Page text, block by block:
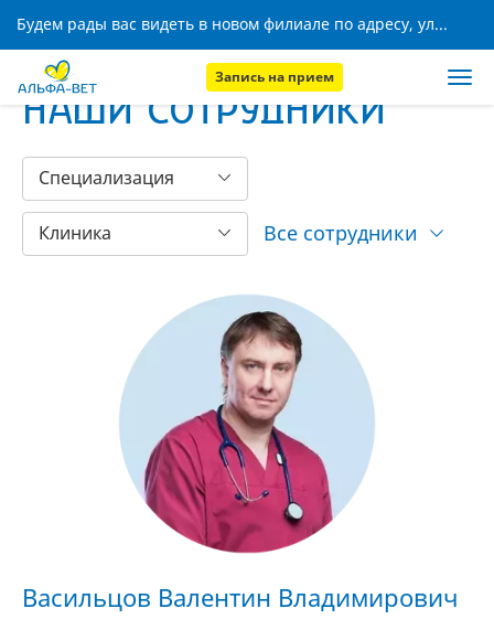
Будем рады вас видеть в новом филиале по адресу, ул. Кижеватова, 8!
Запись на прием
НАШИ СОТРУДНИКИ
Специализация
Клиника Все сотрудники
Васильцов Валентин Владимирович